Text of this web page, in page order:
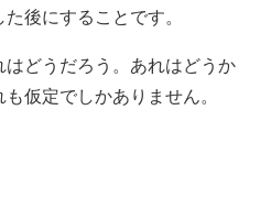
後にすることです。
どうだろう。あれはどうか
仮定でしかありません。